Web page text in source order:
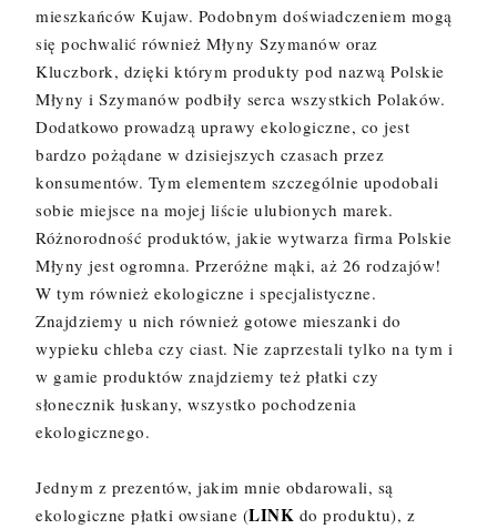
mieszkańców Kujaw. Podobnym doświadczeniem mogą
się pochwalić również Młyny Szymanów oraz
Kluczbork, dzięki którym produkty pod nazwą Polskie
Młyny i Szymanów podbiły serca wszystkich Polaków.
Dodatkowo prowadzą uprawy ekologiczne, co jest
bardzo pożądane w dzisiejszych czasach przez
konsumentów. Tym elementem szczególnie upodobali
sobie miejsce na mojej liście ulubionych marek.
Różnorodność produktów, jakie wytwarza firma Polskie
Młyny jest ogromna. Przeróżne mąki, aż 26 rodzajów!
W tym również ekologiczne i specjalistyczne.
Znajdziemy u nich również gotowe mieszanki do
wypieku chleba czy ciast. Nie zaprzestali tylko na tym i
w gamie produktów znajdziemy też płatki czy
słonecznik łuskany, wszystko pochodzenia
ekologicznego.
Jednym z prezentów, jakim mnie obdarowali, są
ekologiczne płatki owsiane (LINK do produktu), z